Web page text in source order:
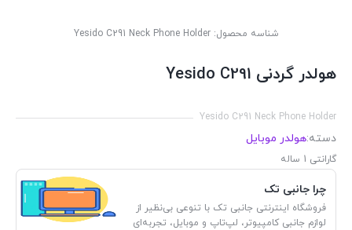
شناسه محصول:Yesido C291 Neck Phone Holder
هولدر گردنی Yesido C291
Yesido C291 Neck Phone Holder
دسته:هولدر موبایل
گارانتی 1 ساله
چرا جانبی تک
فروشگاه اینترنتی جانبی تک با تنوعی بی‌نظیر از
لوازم جانبی کامپیوتر، لپ‌تاپ و موبایل، تجربه‌ای